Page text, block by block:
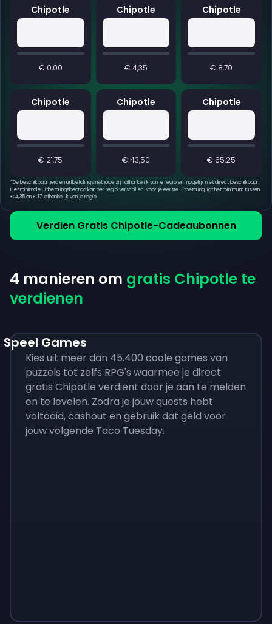
Verdien Gratis Chipotle-Cadeaubonnen
Chipotle
€ 0,00
Chipotle
€ 4,35
Chipotle
€ 8,70
Chipotle
€ 21,75
Chipotle
€ 43,50
Chipotle
€ 65,25
*De beschikbaarheid en uitbetalingsmethode zijn afhankelijk van je regio en mogelijk niet direct beschikbaar.
Het minimale uitbetalingsbedrag kan per regio verschillen. Voor je eerste uitbetaling ligt het minimum tussen
€ 4,35 en € 17, afhankelijk van je regio.
4 manieren om gratis Chipotle te
verdienen
Speel Games
Kies uit meer dan 45.400 coole games van
puzzels tot zelfs RPG's waarmee je direct
gratis Chipotle verdient door je aan te melden
en te levelen. Zodra je jouw quests hebt
voltooid, cashout en gebruik dat geld voor
jouw volgende Taco Tuesday.